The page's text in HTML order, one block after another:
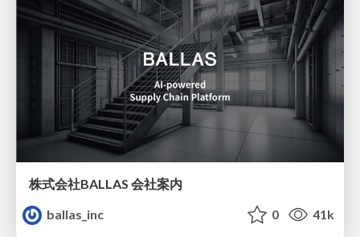
株式会社BALLAS 会社案内
ballas_inc
0 41k